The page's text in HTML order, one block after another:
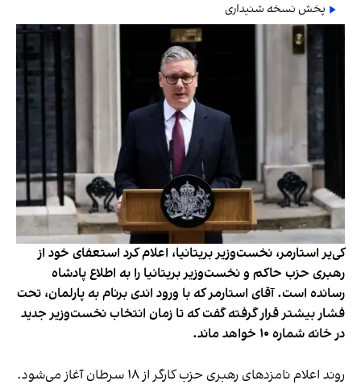
پخش نسخه شنیداری
کی‌یر استارمر، نخست‌وزیر بریتانیا، اعلام کرد استعفای خود از
رهبری حزب حاکم و نخست‌وزیر بریتانیا را به اطلاع پادشاه
رسانده‌ است. آقای استارمر که با ورود اندی برنام به پارلمان، تحت
فشار بیشتر قرار گرفته گفت که تا زمان انتخاب نخست‌وزیر جدید
در خانه شماره ۱۰ خواهد ماند.
روند اعلام نامزدهای رهبری حزب کارگر از ۱۸ سرطان آغاز می‌شود.